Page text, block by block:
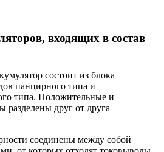
входящих в состав
состоит из блока
панцирного типа и
типа. Положительные и
разделены друг от друга
соединены между собой